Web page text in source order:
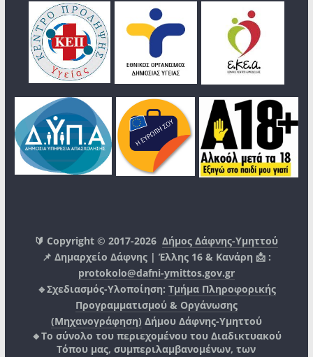
🔰 Copyright © 2017-2026Δήμος Δάφνης-Υμηττού
📌 Δημαρχείο Δάφνης | Έλλης 16 & Κανάρη 📩 :
protokolo@dafni-ymittos.gov.gr
🔹Σχεδιασμός-Υλοποίηση: Τμήμα Πληροφορικής
Προγραμματισμού & Οργάνωσης
(Μηχανογράφηση) Δήμου Δάφνης-Υμηττού
🔸Το σύνολο του περιεχομένου του Διαδικτυακού
Τόπου μας, συμπεριλαμβανομένων, των